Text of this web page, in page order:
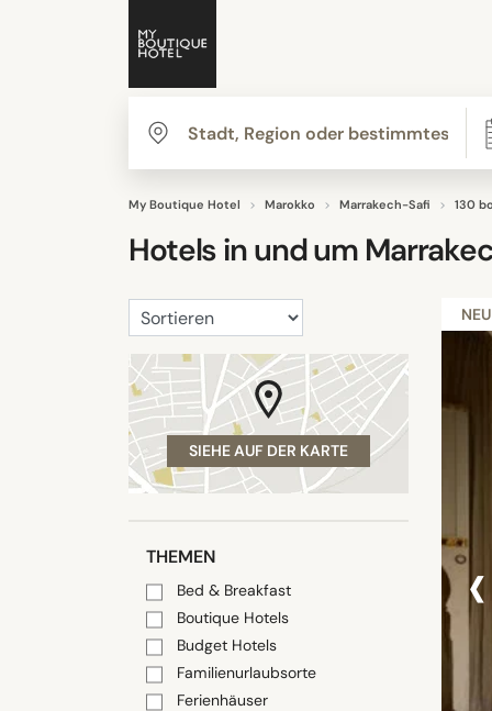
My Boutique Hotel Marokko Marrakech-Safi 130
Hotels in und um
SIEHE AUF DER KARTE
THEMEN
Bed & Breakfast
Boutique Hotels
Budget Hotels
Familienurlaubsorte
Ferienhäuser
NEU
‹